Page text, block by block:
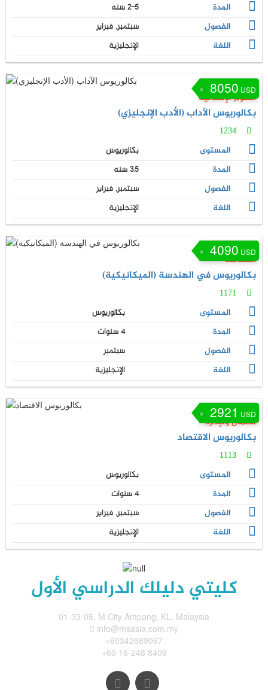
المدة
2-5 سنه
الفصول
سبتمبر, فبراير
اللغة
الإنجليزية
8050 USD
العلوم الإنسانية
بكالوريوس الآداب (الأدب الإنجليزي)
1234
المستوى
بكالوريوس
المدة
3.5 سنه
الفصول
سبتمبر, فبراير
اللغة
الإنجليزية
4090 USD
الهندسة
بكالوريوس في الهندسة (الميكانيكية)
1171
المستوى
بكالوريوس
المدة
4 سنوات
الفصول
سبتمبر
اللغة
الإنجليزية
2921 USD
الأعمال والإدارة
بكالوريوس الاقتصاد
1113
المستوى
بكالوريوس
المدة
4 سنوات
الفصول
سبتمبر, فبراير
اللغة
الإنجليزية
كليتي دليلك الدراسي الأول
01-33-05, M City Ampang, KL, Malaysia
info@msasia.com.my
+60342669067
+60 16-248 8409